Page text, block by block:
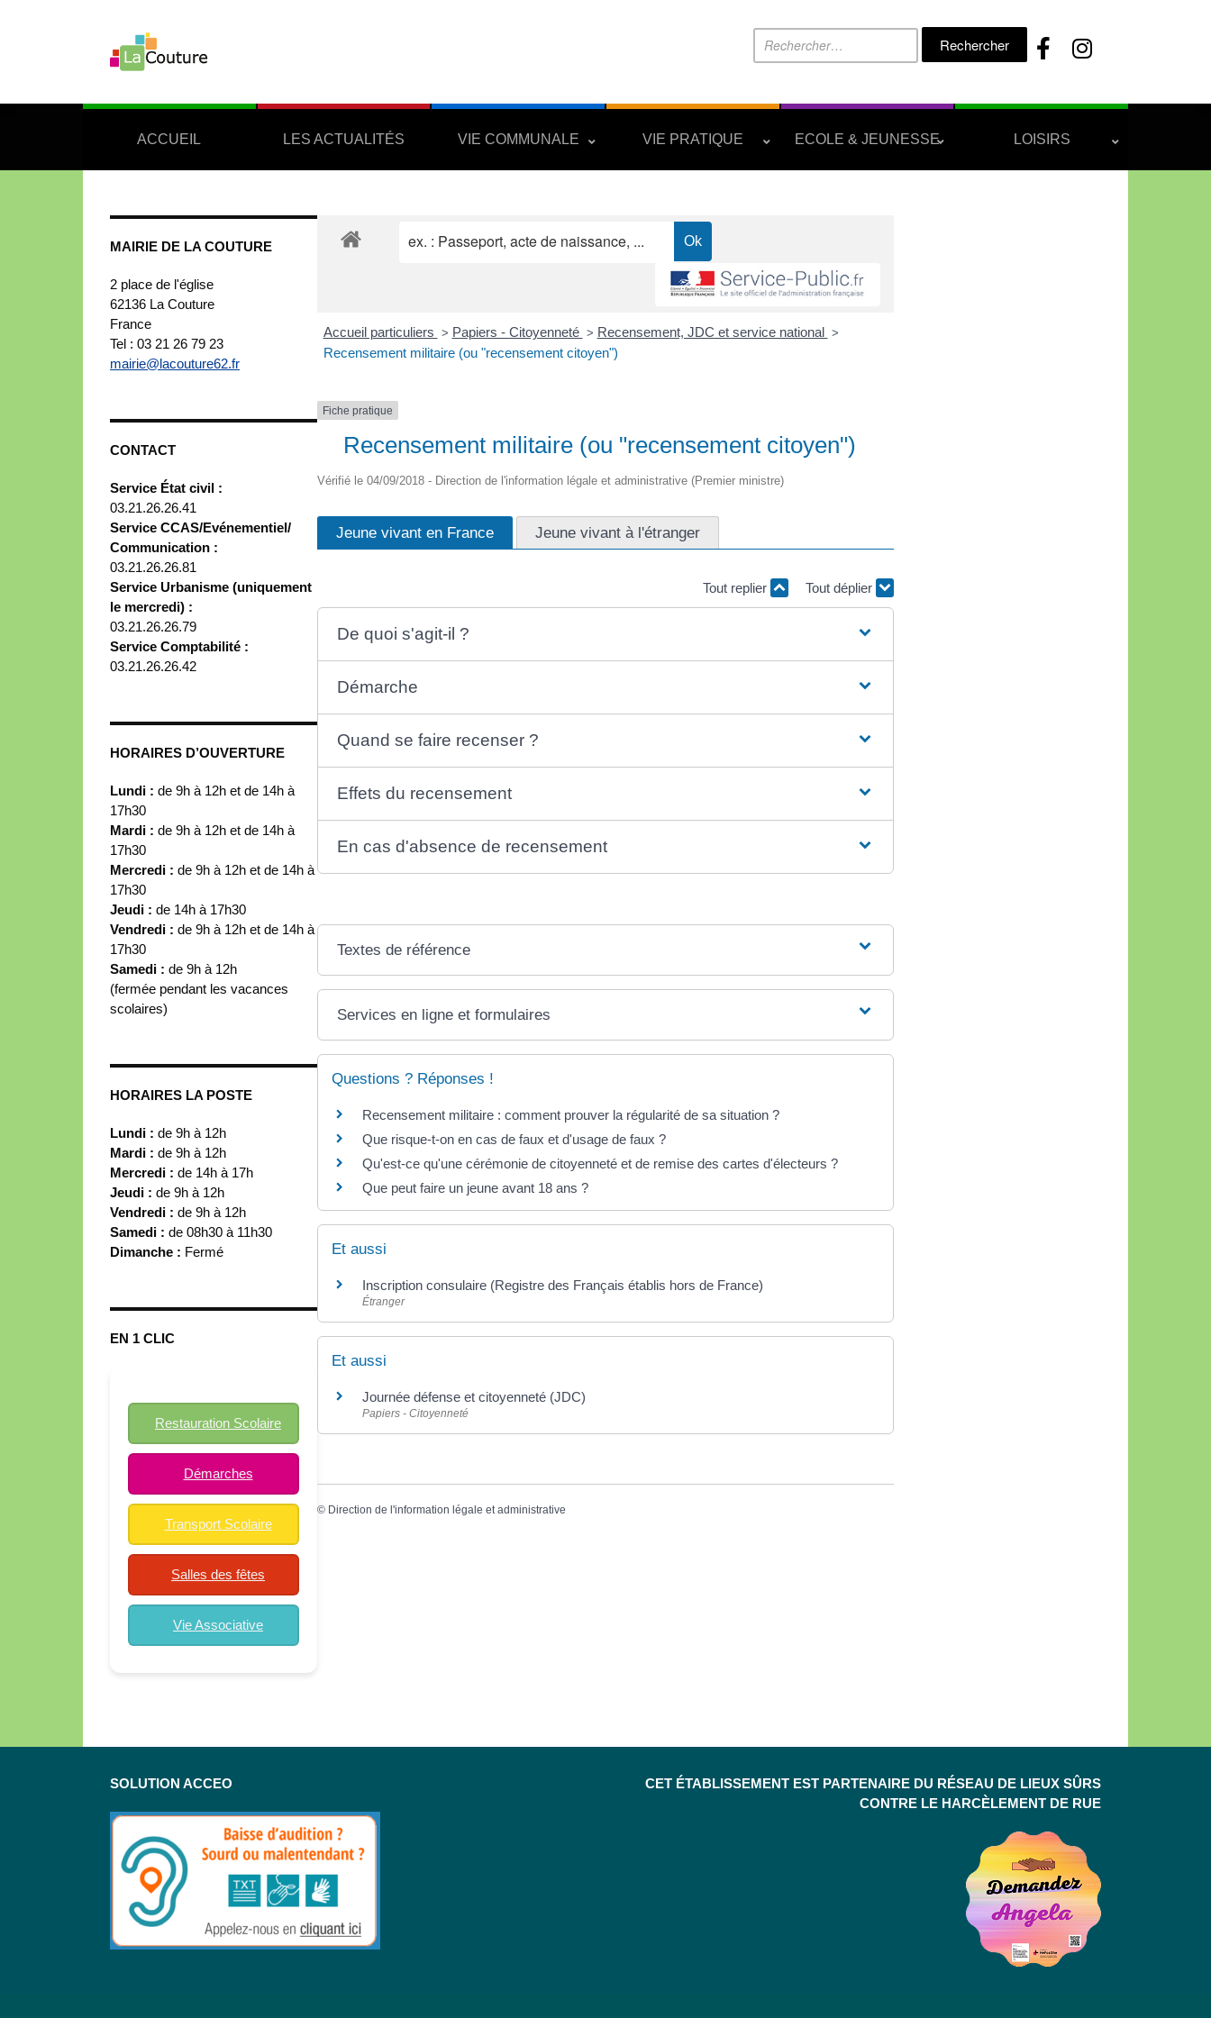
Rechercher :
ACCUEIL LES ACTUALITÉS VIE COMMUNALE VIE PRATIQUE ECOLE & JEUNESSE LOISIRS
MAIRIE DE LA COUTURE
2 place de l'église
62136 La Couture
France
Tel : 03 21 26 79 23
mairie@lacouture62.fr
CONTACT
Service État civil :
03.21.26.26.41
Service CCAS/Evénementiel/
Communication :
03.21.26.26.81
Service Urbanisme (uniquement
le mercredi) :
03.21.26.26.79
Service Comptabilité :
03.21.26.26.42
HORAIRES D’OUVERTURE
Lundi : de 9h à 12h et de 14h à
17h30
Mardi : de 9h à 12h et de 14h à
17h30
Mercredi : de 9h à 12h et de 14h à
17h30
Jeudi : de 14h à 17h30
Vendredi : de 9h à 12h et de 14h à
17h30
Samedi : de 9h à 12h
(fermée pendant les vacances
scolaires)
HORAIRES LA POSTE
Lundi : de 9h à 12h
Mardi : de 9h à 12h
Mercredi : de 14h à 17h
Jeudi : de 9h à 12h
Vendredi : de 9h à 12h
Samedi : de 08h30 à 11h30
Dimanche : Fermé
EN 1 CLIC
Restauration Scolaire
Démarches
Transport Scolaire
Salles des fêtes
Vie Associative
Accueil particuliers > Papiers - Citoyenneté > Recensement, JDC et service national >
Recensement militaire (ou "recensement citoyen")
Fiche pratique
Recensement militaire (ou "recensement citoyen")
Vérifié le 04/09/2018 - Direction de l'information légale et administrative (Premier ministre)
Jeune vivant en France Jeune vivant à l'étranger
Tout replier Tout déplier
De quoi s'agit-il ?
Démarche
Quand se faire recenser ?
Effets du recensement
En cas d'absence de recensement
Textes de référence
Services en ligne et formulaires
Questions ? Réponses !
Recensement militaire : comment prouver la régularité de sa situation ?
Que risque-t-on en cas de faux et d'usage de faux ?
Qu'est-ce qu'une cérémonie de citoyenneté et de remise des cartes d'électeurs ?
Que peut faire un jeune avant 18 ans ?
Et aussi
Inscription consulaire (Registre des Français établis hors de France)
Étranger
Et aussi
Journée défense et citoyenneté (JDC)
Papiers - Citoyenneté
© Direction de l'information légale et administrative
SOLUTION ACCEO
CET ÉTABLISSEMENT EST PARTENAIRE DU RÉSEAU DE LIEUX SÛRS
CONTRE LE HARCÈLEMENT DE RUE